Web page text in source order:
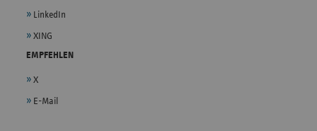
LinkedIn
XING
EMPFEHLEN
X
E-Mail